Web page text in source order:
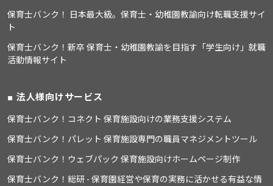
保育士バンク！ 日本最大級。保育士・幼稚園教諭向け転職支援サイ
ト
保育士バンク！新卒 保育士・幼稚園教諭を目指す「学生向け」就職
活動情報サイト
法人様向けサービス
保育士バンク！コネクト 保育施設向けの業務支援システム
保育士バンク！パレット 保育施設専門の職員マネジメントツール
保育士バンク！ウェブパック 保育施設向けホームページ制作
保育士バンク！総研 - 保育園経営や保育の実務に活かせる有益な情